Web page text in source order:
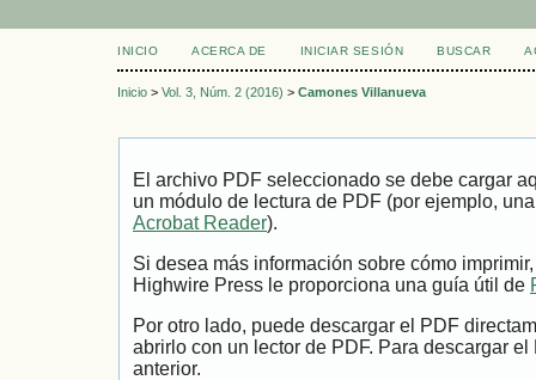
INICIO ACERCA DE INICIAR SESIÓN BUSCAR
Inicio > Vol. 3, Núm. 2 (2016) > Camones Villanueva
El archivo PDF seleccionado se debe cargar
un módulo de lectura de PDF (por ejemplo,
Acrobat Reader).
Si desea más información sobre cómo
Highwire Press le proporciona una guía útil de
Por otro lado, puede descargar el PDF
abrirlo con un lector de PDF. Para descargar
anterior.